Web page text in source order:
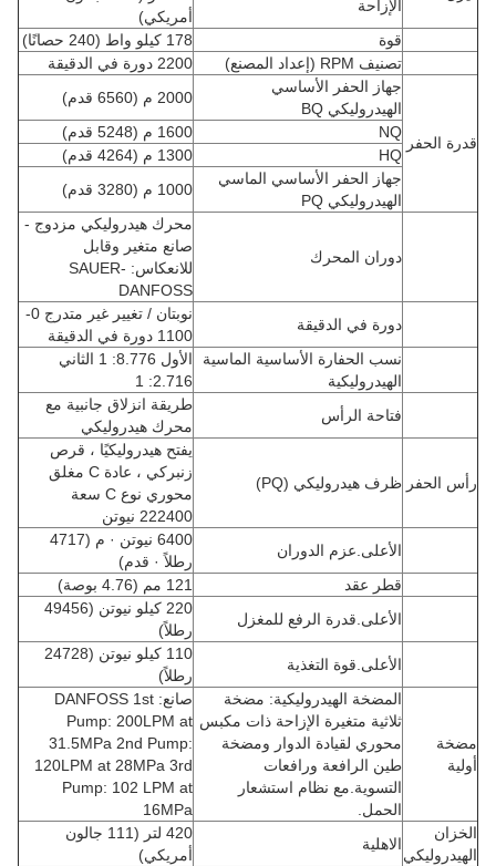
الإزاحة
أمريكي)
قوة
178 كيلو واط (240 حصانًا)
تصنيف RPM (إعداد المصنع)
2200 دورة في الدقيقة
قدرة الحفر
جهاز الحفر الأساسي
الهيدروليكي BQ
2000 م (6560 قدم)
NQ
1600 م (5248 قدم)
HQ
1300 م (4264 قدم)
جهاز الحفر الأساسي الماسي
الهيدروليكي PQ
1000 م (3280 قدم)
دوران المحرك
محرك هيدروليكي مزدوج -
صانع متغير وقابل
للانعكاس: SAUER-
DANFOSS
دورة في الدقيقة
نوبتان / تغيير غير متدرج 0-
1100 دورة في الدقيقة
نسب الحفارة الأساسية الماسية
الهيدروليكية
الأول 8.776: 1 الثاني
2.716: 1
فتاحة الرأس
طريقة انزلاق جانبية مع
محرك هيدروليكي
رأس الحفر ظرف هيدروليكي (PQ)
يفتح هيدروليكيًا ، قرص
زنبركي ، عادة C مغلق
محوري نوع C سعة
222400 نيوتن
الأعلى.عزم الدوران
6400 نيوتن · م (4717
رطلاً · قدم)
قطر عقد
121 مم (4.76 بوصة)
الأعلى.قدرة الرفع للمغزل
220 كيلو نيوتن (49456
رطلاً)
الأعلى.قوة التغذية
110 كيلو نيوتن (24728
رطلاً)
مضخة
أولية
المضخة الهيدروليكية: مضخة
ثلاثية متغيرة الإزاحة ذات مكبس
محوري لقيادة الدوار ومضخة
طين الرافعة ورافعات
التسوية.مع نظام استشعار
الحمل.
صانع: DANFOSS 1st
Pump: 200LPM at
31.5MPa 2nd Pump:
120LPM at 28MPa 3rd
Pump: 102 LPM at
16MPa
الخزان
الهيدروليكي
الاهلية
420 لتر (111 جالون
أمريكي)